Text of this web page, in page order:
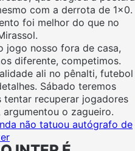
com a derrota de 1×0.
foi melhor do que no
jogo nosso fora de casa,
diferente, competimos.
ali no pênalti, futebol
Sábado teremos
recuperar jogadores
argumentou o zagueiro.
não tatuou autógrafo de